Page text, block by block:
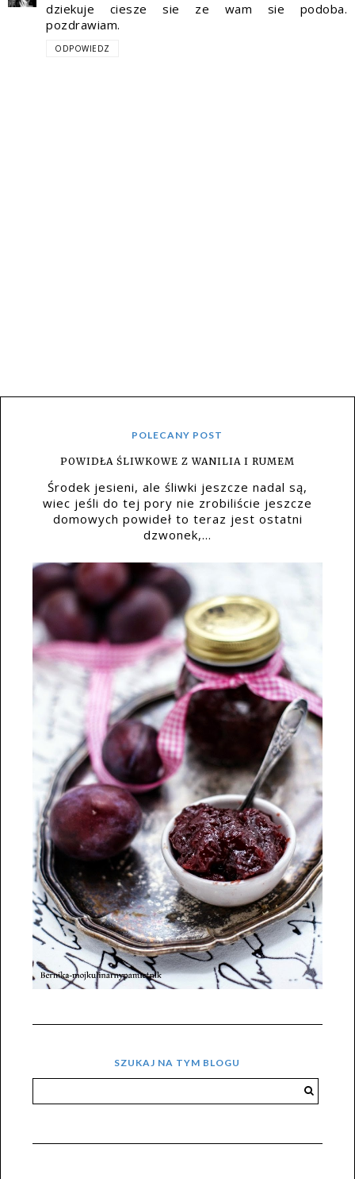
dziekuje ciesze sie ze wam sie podoba.
pozdrawiam.
ODPOWIEDZ
POLECANY POST
POWIDŁA ŚLIWKOWE Z WANILIA I RUMEM
Środek jesieni, ale śliwki jeszcze nadal są,
wiec jeśli do tej pory nie zrobiliście jeszcze
domowych powideł to teraz jest ostatni
dzwonek,...
SZUKAJ NA TYM BLOGU